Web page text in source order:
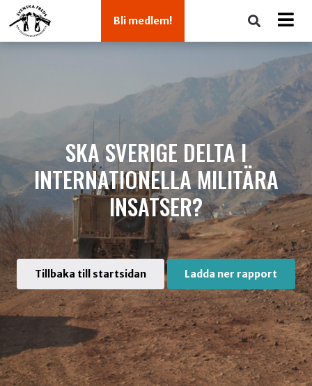
Bli medlem!
SKA SVERIGE DELTA I
INTERNATIONELLA MILITÄRA
INSATSER?
Tillbaka till startsidan Ladda ner rapport